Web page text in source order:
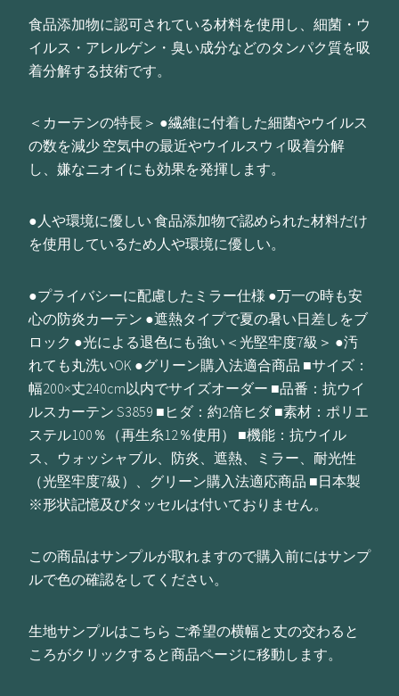
食品添加物に認可されている材料を使用し、細菌・ウ
イルス・アレルゲン・臭い成分などのタンパク質を吸
着分解する技術です。
＜カーテンの特長＞ ●繊維に付着した細菌やウイルス
の数を減少 空気中の最近やウイルスウィ吸着分解
し、嫌なニオイにも効果を発揮します。
●人や環境に優しい 食品添加物で認められた材料だけ
を使用しているため人や環境に優しい。
●プライバシーに配慮したミラー仕様 ●万一の時も安
心の防炎カーテン ●遮熱タイプで夏の暑い日差しをブ
ロック ●光による退色にも強い＜光堅牢度7級＞ ●汚
れても丸洗いOK ●グリーン購入法適合商品 ■サイズ：
幅200×丈240cm以内でサイズオーダー ■品番：抗ウイ
ルスカーテン S3859 ■ヒダ：約2倍ヒダ ■素材：ポリエ
ステル100％（再生糸12％使用） ■機能：抗ウイル
ス、ウォッシャブル、防炎、遮熱、ミラー、耐光性
（光堅牢度7級）、グリーン購入法適応商品 ■日本製
※形状記憶及びタッセルは付いておりません。
この商品はサンプルが取れますので購入前にはサンプ
ルで色の確認をしてください。
生地サンプルはこちら ご希望の横幅と丈の交わると
ころがクリックすると商品ページに移動します。